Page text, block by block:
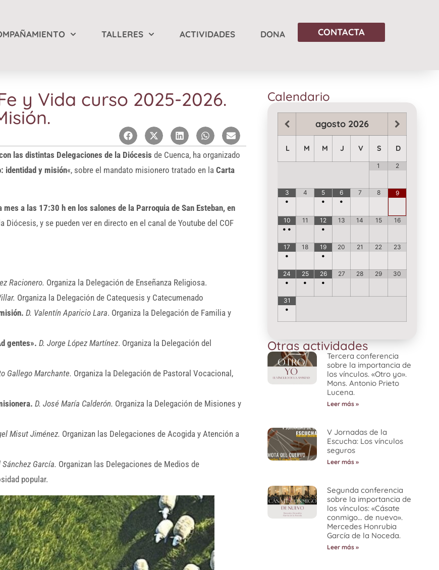
TALLERES ACTIVIDADES DONA CONTACTA
y Vida curso 2025-2026.
las distintas Delegaciones de la Diócesis de Cuenca, ha organizado
identidad y misión«, sobre el mandato misionero tratado en la Carta
mes a las 17:30 h en los salones de la Parroquia de San Esteban, en
y se pueden ver en directo en el canal de Youtube del COF
Racionero. Organiza la Delegación de Enseñanza Religiosa.
Organiza la Delegación de Catequesis y Catecumenado
D. Valentín Aparicio Lara. Organiza la Delegación de Familia y
gentes». D. Jorge López Martínez. Organiza la Delegación del
Gallego Marchante. Organiza la Delegación de Pastoral Vocacional,
D. José María Calderón. Organiza la Delegación de Misiones y
Misut Jiménez. Organizan las Delegaciones de Acogida y Atención a
García. Organizan las Delegaciones de Medios de
popular.
Calendario
agosto 2026
L M M J V S D
1 2
3
•
4 5
•
6
•
7 8 9
10
• •
11 12
•
13 14 15 16
17
•
18 19
•
20 21 22 23
24
•
25
•
26
•
27 28 29 30
31
•
Otras actividades
Tercera conferencia
sobre la importancia de
los vínculos. «Otro yo».
Mons. Antonio Prieto
Lucena.
Leer más »
V Jornadas de la
Escucha: Los vínculos
seguros
Leer más »
Segunda conferencia
sobre la importancia de
los vínculos: «Cásate
conmigo… de nuevo».
Mercedes Honrubia
García de la Noceda.
Leer más »